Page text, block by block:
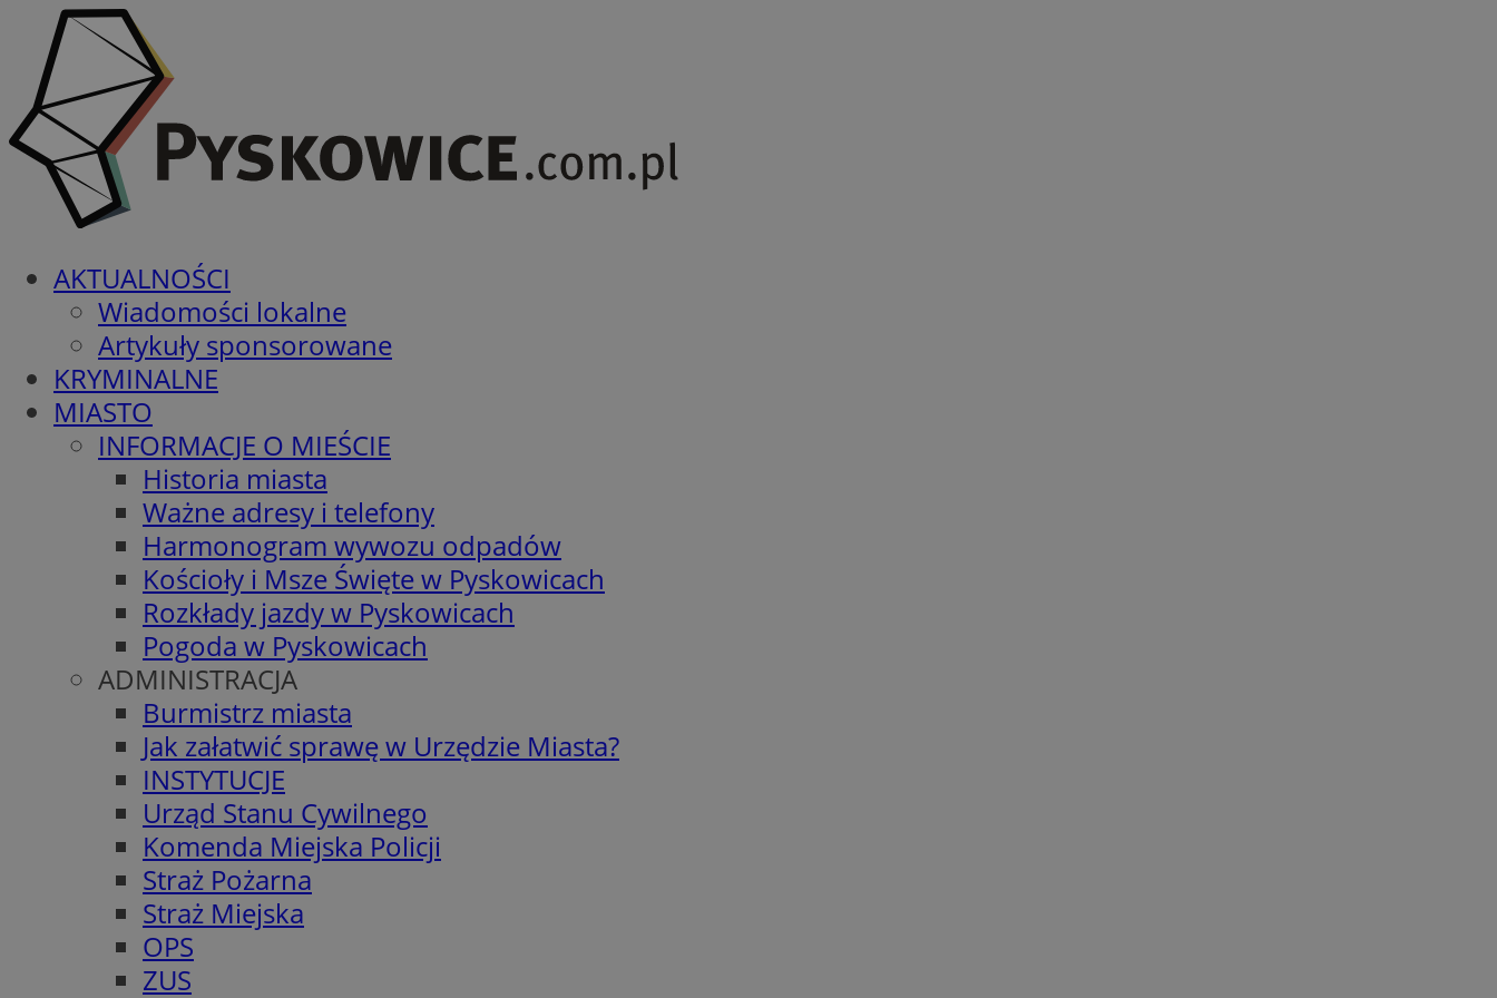
AKTUALNOŚCI
Wiadomości lokalne
Artykuły sponsorowane
KRYMINALNE
MIASTO
INFORMACJE O MIEŚCIE
Historia miasta
Ważne adresy i telefony
Harmonogram wywozu odpadów
Kościoły i Msze Święte w Pyskowicach
Rozkłady jazdy w Pyskowicach
Pogoda w Pyskowicach
ADMINISTRACJA
Burmistrz miasta
Jak załatwić sprawę w Urzędzie Miasta?
INSTYTUCJE
Urząd Stanu Cywilnego
Komenda Miejska Policji
Straż Pożarna
Straż Miejska
OPS
ZUS